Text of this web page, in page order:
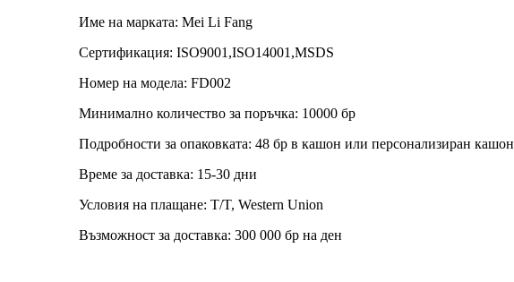
Име на марката: Mei Li Fang
Сертификация: ISO9001,ISO14001,MSDS
Номер на модела: FD002
Минимално количество за поръчка: 10000 бр
Подробности за опаковката: 48 бр в кашон или персонализиран кашон
Време за доставка: 15-30 дни
Условия на плащане: T/T, Western Union
Възможност за доставка: 300 000 бр на ден